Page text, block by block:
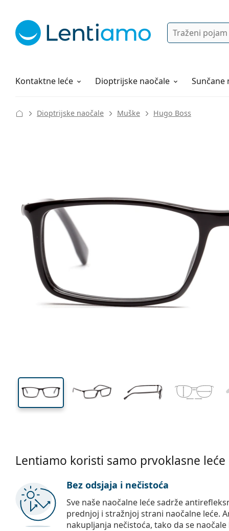
Pretraga
Kontaktne leće
Otopine za leće Dioptrijske naočale Sunčane
Sve o kupovini
Dioptrijske naočale Muške Hugo Boss
33 mm
Visina leće Širina leće
Lentiamo koristi samo prvoklasne leće
Bez odsjaja i nečistoća
Sve naše naočalne leće sadrže
prednjoj i stražnjoj strani naočalne leće.
nakupljanja nečistoća, tako da se naočale